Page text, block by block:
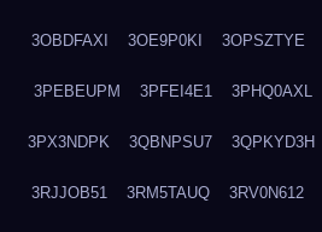
3OBDFAXI 3OE9P0KI 3OPSZTYE
3PEBEUPM 3PFEI4E1 3PHQ0AXL
3PX3NDPK 3QBNPSU7 3QPKYD3H
3RJJOB51 3RM5TAUQ 3RV0N612